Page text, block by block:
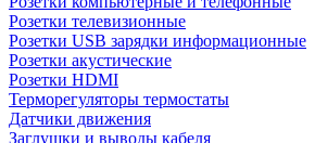
Розетки телевизионные
Розетки USB зарядки информационные
Розетки акустические
Розетки HDMI
Терморегуляторы термостаты
Датчики движения
Заглушки и выводы кабеля